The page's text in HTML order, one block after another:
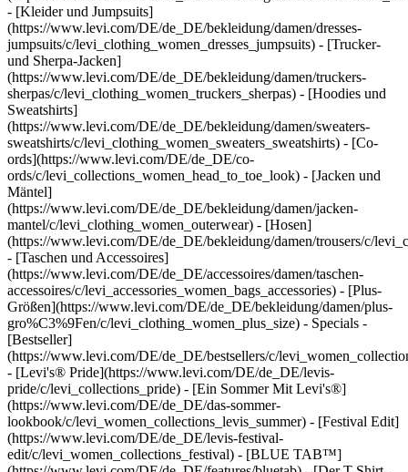
- [Kleider und Jumpsuits]
(https://www.levi.com/DE/de_DE/bekleidung/damen/dresses-
jumpsuits/c/levi_clothing_women_dresses_jumpsuits) - [Trucker-
und Sherpa-Jacken]
(https://www.levi.com/DE/de_DE/bekleidung/damen/truckers-
sherpas/c/levi_clothing_women_truckers_sherpas) - [Hoodies und
Sweatshirts]
(https://www.levi.com/DE/de_DE/bekleidung/damen/sweaters-
sweatshirts/c/levi_clothing_women_sweaters_sweatshirts) - [Co-
ords](https://www.levi.com/DE/de_DE/co-
ords/c/levi_collections_women_head_to_toe_look) - [Jacken und
Mäntel]
(https://www.levi.com/DE/de_DE/bekleidung/damen/jacken-
mantel/c/levi_clothing_women_outerwear) - [Hosen]
(https://www.levi.com/DE/de_DE/bekleidung/damen/trousers/c/
- [Taschen und Accessoires]
(https://www.levi.com/DE/de_DE/accessoires/damen/taschen-
accessoires/c/levi_accessories_women_bags_accessories) - [Plus-
Größen](https://www.levi.com/DE/de_DE/bekleidung/damen/plus-
gro%C3%9Fen/c/levi_clothing_women_plus_size) - Specials -
[Bestseller]
(https://www.levi.com/DE/de_DE/bestsellers/c/
- [Levi's® Pride](https://www.levi.com/DE/de_DE/levis-
pride/c/levi_collections_pride) - [Ein Sommer Mit Levi's®]
(https://www.levi.com/DE/de_DE/das-sommer-
lookbook/c/levi_women_collections_levis_summer) - [Festival Edit]
(https://www.levi.com/DE/de_DE/levis-festival-
edit/c/levi_women_collections_festival) - [BLUE TAB™]